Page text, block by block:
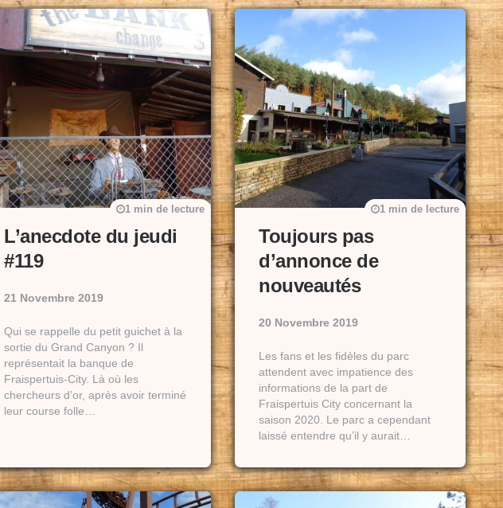
L’anecdote du jeudi
#119
21 Novembre 2019
1 min de lecture
Qui se rappelle du petit guichet à la
sortie du Grand Canyon ? Il
représentait la banque de
Fraispertuis-City. Là où les
chercheurs d’or, après avoir terminé
leur course folle…
Toujours pas
d’annonce de
nouveautés
20 Novembre 2019
1 min de lecture
Les fans et les fidèles du parc
attendent avec impatience des
informations de la part de
Fraispertuis City concernant la
saison 2020. Le parc a cependant
laissé entendre qu’il y aurait…